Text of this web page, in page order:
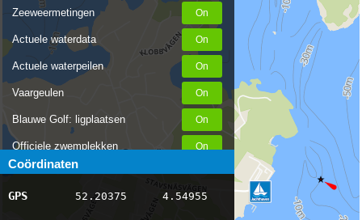
Zeeweermetingen
Actuele waterdata
Actuele waterpeilen
Vaargeulen
Blauwe Golf: ligplaatsen
Officiele zwemplekken
Stremmingen/hinder
AIS scheepsposities
Coördinaten
GPS 52.20375 4.54955